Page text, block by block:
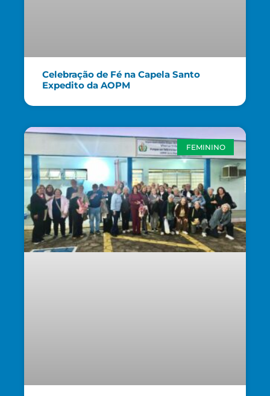
Celebração de Fé na Capela Santo
Expedito da AOPM
FEMININO